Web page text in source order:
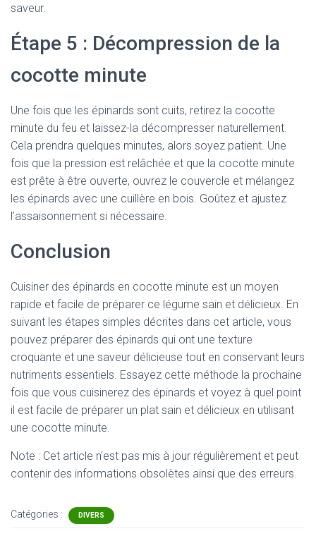
saveur.
Étape 5 : Décompression de la
cocotte minute
Une fois que les épinards sont cuits, retirez la cocotte
minute du feu et laissez-la décompresser naturellement.
Cela prendra quelques minutes, alors soyez patient. Une
fois que la pression est relâchée et que la cocotte minute
est prête à être ouverte, ouvrez le couvercle et mélangez
les épinards avec une cuillère en bois. Goûtez et ajustez
l’assaisonnement si nécessaire.
Conclusion
Cuisiner des épinards en cocotte minute est un moyen
rapide et facile de préparer ce légume sain et délicieux. En
suivant les étapes simples décrites dans cet article, vous
pouvez préparer des épinards qui ont une texture
croquante et une saveur délicieuse tout en conservant leurs
nutriments essentiels. Essayez cette méthode la prochaine
fois que vous cuisinerez des épinards et voyez à quel point
il est facile de préparer un plat sain et délicieux en utilisant
une cocotte minute.
Note : Cet article n'est pas mis à jour régulièrement et peut
contenir des informations obsolètes ainsi que des erreurs.
Catégories : DIVERS